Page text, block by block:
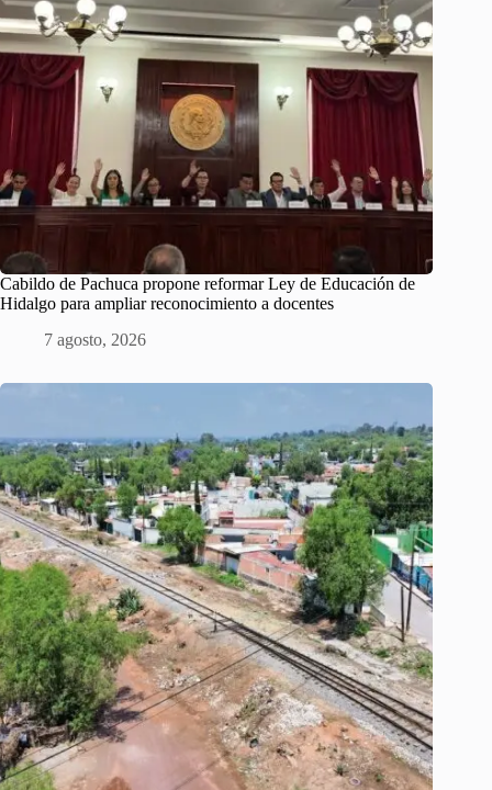
Cabildo de Pachuca propone reformar Ley de Educación de
Hidalgo para ampliar reconocimiento a docentes
7 agosto, 2026